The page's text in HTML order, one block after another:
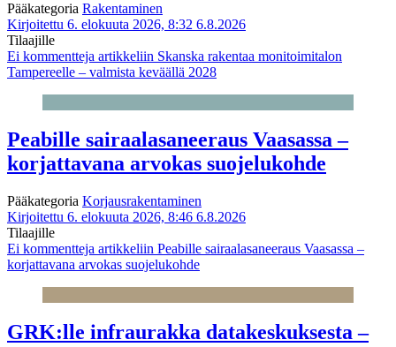
Pääkategoria Rakentaminen
Kirjoitettu 6. elokuuta 2026, 8:32 6.8.2026
Tilaajille
Ei kommentteja artikkeliin Skanska rakentaa monitoimitalon
Tampereelle – valmista keväällä 2028
Peabille sairaalasaneeraus Vaasassa –
korjattavana arvokas suojelukohde
Pääkategoria Korjausrakentaminen
Kirjoitettu 6. elokuuta 2026, 8:46 6.8.2026
Tilaajille
Ei kommentteja artikkeliin Peabille sairaalasaneeraus Vaasassa –
korjattavana arvokas suojelukohde
GRK:lle infraurakka datakeskuksesta –